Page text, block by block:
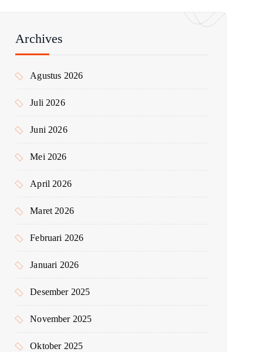
:
Archives
Agustus 2026
Juli 2026
Juni 2026
Mei 2026
April 2026
Maret 2026
Februari 2026
Januari 2026
Desember 2025
November 2025
Oktober 2025